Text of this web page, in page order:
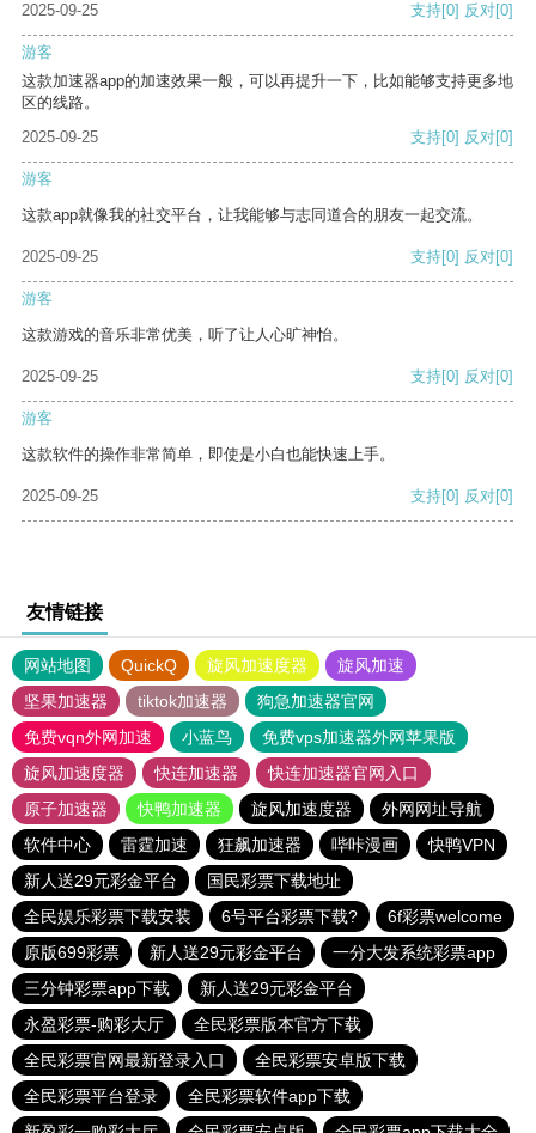
2025-09-25 支持[0] 反对[0]
游客
这款加速器app的加速效果一般，可以再提升一下，比如能够支持更多地
区的线路。
2025-09-25
支持[0] 反对[0]
游客
这款app就像我的社交平台，让我能够与志同道合的朋友一起交流。
2025-09-25 支持[0] 反对[0]
游客
这款游戏的音乐非常优美，听了让人心旷神怡。
2025-09-25 支持[0] 反对[0]
游客
这款软件的操作非常简单，即使是小白也能快速上手。
2025-09-25 支持[0] 反对[0]
友情链接
网站地图 QuickQ 旋风加速度器
旋风加速
坚果加速器
tiktok加速器
狗急加速器官网
免费vqn外网加速
小蓝鸟
免费vps加速器外网苹果版
旋风加速度器
快连加速器
快连加速器官网入口
原子加速器
快鸭加速器 旋风加速度器
外网网址导航
软件中心
雷霆加速 狂飙加速器 哔咔漫画
快鸭VPN
新人送29元彩金平台
国民彩票下载地址
全民娱乐彩票下载安装
6号平台彩票下载?
6f彩票welcome
原版699彩票
新人送29元彩金平台
一分大发系统彩票app
三分钟彩票app下载
新人送29元彩金平台
永盈彩票-购彩大厅
全民彩票版本官方下载
全民彩票官网最新登录入口
全民彩票安卓版下载
全民彩票平台登录
全民彩票软件app下载